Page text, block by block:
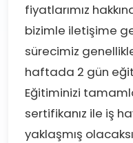
fiyatlarımız
bizimle iletişime
sürecimiz
haftada 2 gün
Eğitiminizi
sertifikanız ile iş
yaklaşmış